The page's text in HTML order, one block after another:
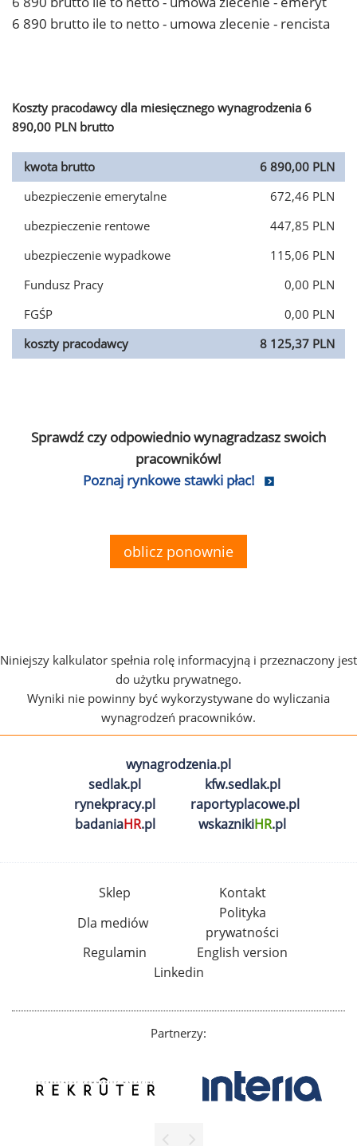
6 890 brutto ile to netto - umowa zlecenie - rencista
Koszty pracodawcy dla miesięcznego wynagrodzenia 6
890,00 PLN brutto
kwota brutto
6 890,00 PLN
ubezpieczenie emerytalne
672,46 PLN
ubezpieczenie rentowe
447,85 PLN
ubezpieczenie wypadkowe
115,06 PLN
Fundusz Pracy
0,00 PLN
FGŚP
0,00 PLN
koszty pracodawcy
8 125,37 PLN
Sprawdź czy odpowiednio wynagradzasz swoich
pracowników!
Poznaj rynkowe stawki płac!
oblicz ponownie
Niniejszy kalkulator spełnia rolę informacyjną i przeznaczony jest
do użytku prywatnego.
Wyniki nie powinny być wykorzystywane do wyliczania
wynagrodzeń pracowników.
wynagrodzenia.pl
sedlak.pl
kfw.sedlak.pl
rynekpracy.pl
raportyplacowe.pl
badaniaHR.pl wskaznikiHR.pl
Sklep
Kontakt
Dla mediów
Polityka
prywatności
Regulamin
English version
Linkedin
Partnerzy: